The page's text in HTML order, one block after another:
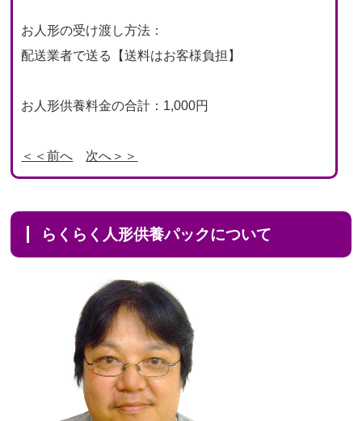
お人形の受け渡し方法：
配送業者で送る【送料はお客様負担】
お人形供養料金の合計：1,000円
＜＜前へ 次へ＞＞
らくらく人形供養パックについて